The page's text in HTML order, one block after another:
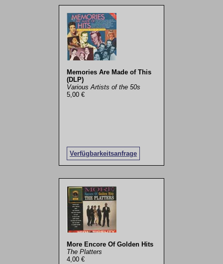
Memories Are Made of This
(DLP)
Various Artists of the 50s
5,00 €
Verfügbarkeitsanfrage
More Encore Of Golden Hits
The Platters
4,00 €